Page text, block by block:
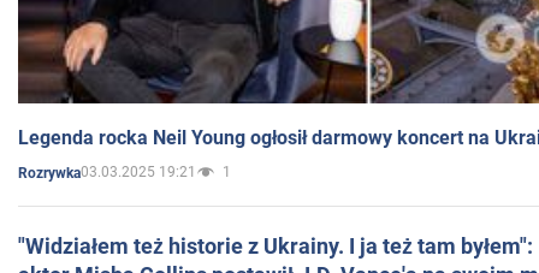
Legenda rocka Neil Young ogłosił darmowy koncert na
Rozrywka03.03.2025 19:21 1
"Widziałem też historie z Ukrainy. I ja też tam